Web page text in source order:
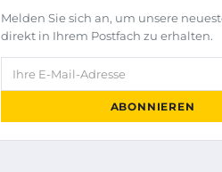
Melden Sie sich an, um unsere
direkt in Ihrem Postfach zu erhalten.
Ihre E-Mail-Adresse
ABONNIEREN